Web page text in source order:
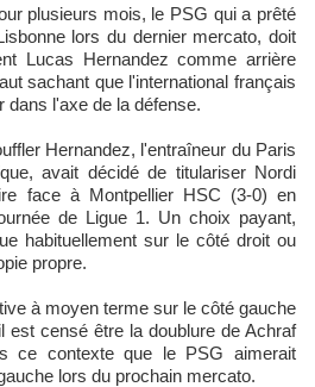
lors du dernier mercato, doit
Lucas Hernandez comme arrière
sachant que l'international français
dans l'axe de la défense.
Hernandez, l'entraîneur du Paris
avait décidé de titulariser Nordi
face à Montpellier HSC (3-0) en
de Ligue 1. Un choix payant,
habituellement sur le côté droit ou
propre.
à moyen terme sur le côté gauche
est censé être la doublure de Achraf
ce contexte que le PSG aimerait
lors du prochain mercato.